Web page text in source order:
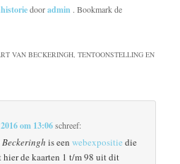
dooradmin . Bookmark de
VAN BECKERINGH, TENTOONSTELLING EN
om 13:06schreef:
is eenwebexpositie die
hier de kaarten 1 t/m 98 uit dit